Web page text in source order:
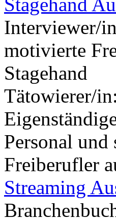
Interviewer/
motivierte
Stagehand
Tätowierer/in:
Personal und
Freiberufler
Streaming